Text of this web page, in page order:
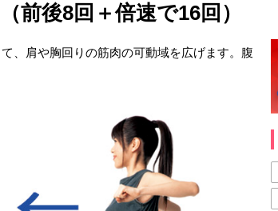
前後8回＋倍速で16回）
、肩や胸回りの筋肉の可動域を広げます。腹